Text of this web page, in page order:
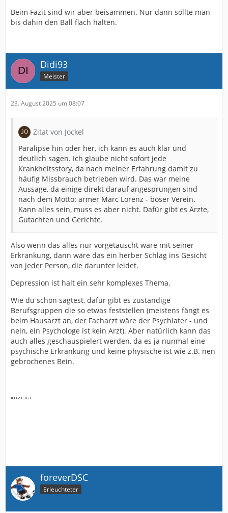
Beim Fazit sind wir aber beisammen. Nur dann sollte man
bis dahin den Ball flach halten.
Didi93
Meister
23. August 2025 um 08:07
Zitat von Jockel
Paralipse hin oder her, ich kann es auch klar und
deutlich sagen. Ich glaube nicht sofort jede
Krankheitsstory, da nach meiner Erfahrung damit zu
häufig Missbrauch betrieben wird. Das war meine
Aussage, da einige direkt darauf angesprungen sind
nach dem Motto: armer Marc Lorenz - böser Verein.
Kann alles sein, muss es aber nicht. Dafür gibt es Ärzte,
Gutachten und Gerichte.
Also wenn das alles nur vorgetäuscht wäre mit seiner
Erkrankung, dann wäre das ein herber Schlag ins Gesicht
von jeder Person, die darunter leidet.
Depression ist halt ein sehr komplexes Thema.
Wie du schon sagtest, dafür gibt es zuständige
Berufsgruppen die so etwas feststellen (meistens fängt es
beim Hausarzt an, der Facharzt wäre der Psychiater - und
nein, ein Psychologe ist kein Arzt). Aber natürlich kann das
auch alles geschauspielert werden, da es ja nunmal eine
psychische Erkrankung und keine physische ist wie z.B. nen
gebrochenes Bein.
foreverDSC
Erleuchteter